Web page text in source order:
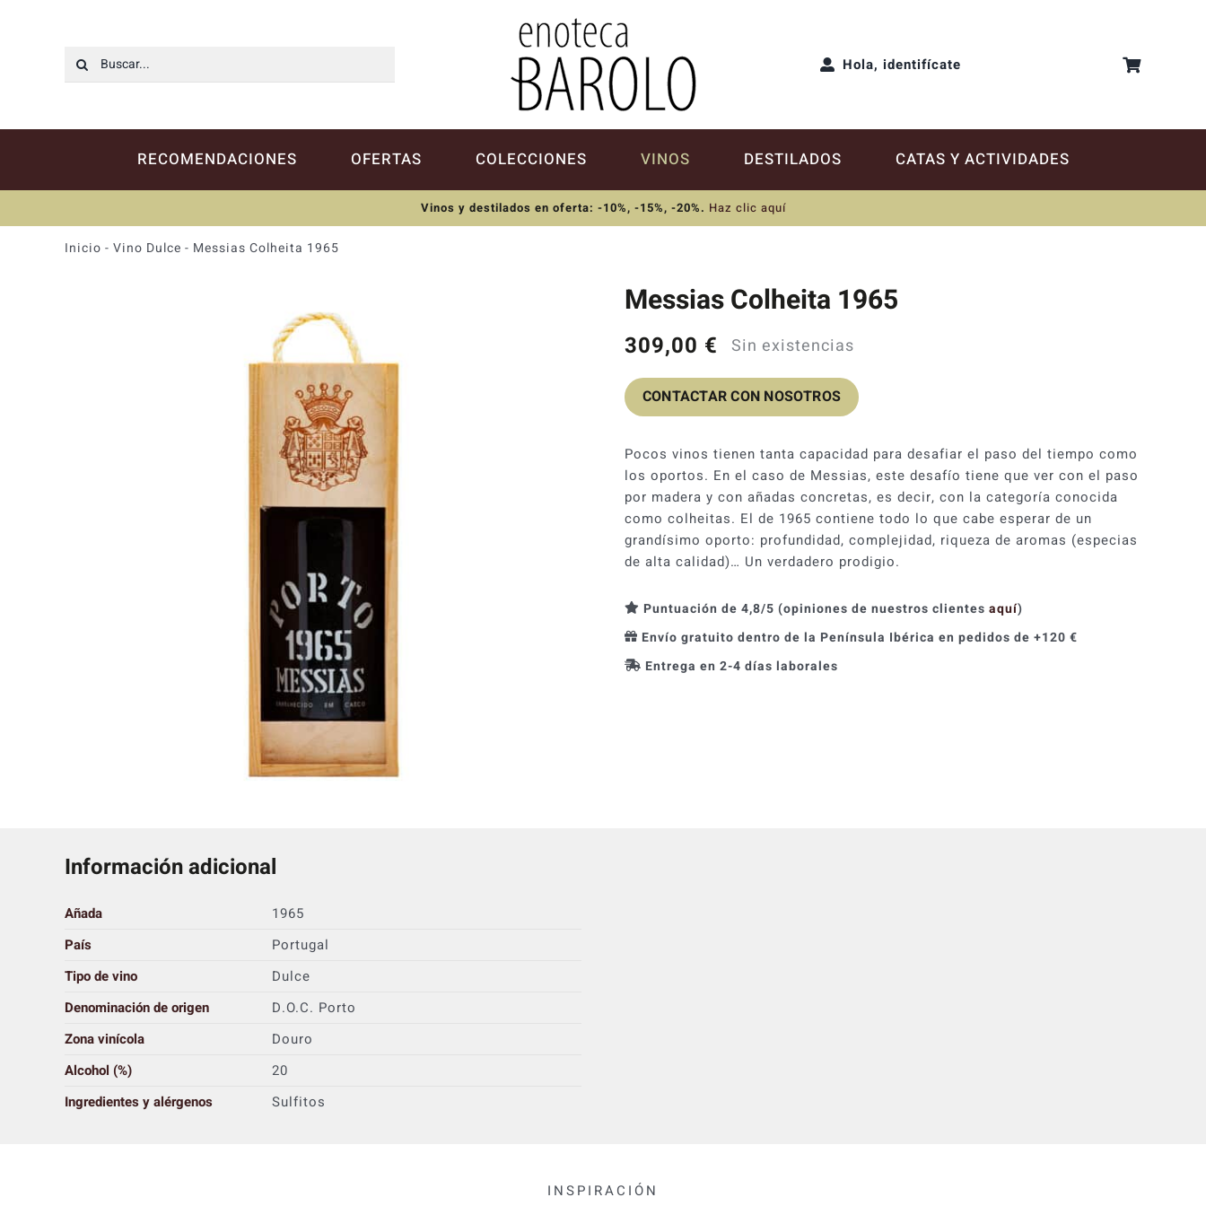
Buscar: Hola, identifícate
RECOMENDACIONES OFERTAS COLECCIONES VINOS DESTILADOS CATAS Y ACTIVIDADES
Vinos y destilados en oferta: -10%, -15%, -20%. Haz clic aquí
Inicio - Vino Dulce - Messias Colheita 1965
Messias Colheita 1965
309,00 € Sin existencias
CONTACTAR CON NOSOTROS
Pocos vinos tienen tanta capacidad para desafiar el paso del tiempo como
los oportos. En el caso de Messias, este desafío tiene que ver con el paso
por madera y con añadas concretas, es decir, con la categoría conocida
como colheitas. El de 1965 contiene todo lo que cabe esperar de un
grandísimo oporto: profundidad, complejidad, riqueza de aromas (especias
de alta calidad)… Un verdadero prodigio.
Puntuación de 4,8/5 (opiniones de nuestros clientes aquí)
Envío gratuito dentro de la Península Ibérica en pedidos de +120 €
Entrega en 2-4 días laborales
Información adicional
Añada
1965
País
Portugal
Tipo de vino
Dulce
Denominación de origen
D.O.C. Porto
Zona vinícola
Douro
Alcohol (%)
20
Ingredientes y alérgenos
Sulfitos
INSPIRACIÓN